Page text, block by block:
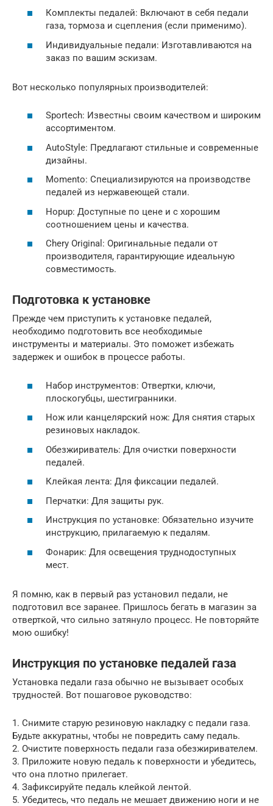
Комплекты педалей: Включают в себя педали
газа, тормоза и сцепления (если применимо).
Индивидуальные педали: Изготавливаются на
заказ по вашим эскизам.
Вот несколько популярных производителей:
Sportech: Известны своим качеством и широким
ассортиментом.
AutoStyle: Предлагают стильные и современные
дизайны.
Momento: Специализируются на производстве
педалей из нержавеющей стали.
Hopup: Доступные по цене и с хорошим
соотношением цены и качества.
Chery Original: Оригинальные педали от
производителя, гарантирующие идеальную
совместимость.
Подготовка к установке
Прежде чем приступить к установке педалей,
необходимо подготовить все необходимые
инструменты и материалы. Это поможет избежать
задержек и ошибок в процессе работы.
Набор инструментов: Отвертки, ключи,
плоскогубцы, шестигранники.
Нож или канцелярский нож: Для снятия старых
резиновых накладок.
Обезжириватель: Для очистки поверхности
педалей.
Клейкая лента: Для фиксации педалей.
Перчатки: Для защиты рук.
Инструкция по установке: Обязательно изучите
инструкцию, прилагаемую к педалям.
Фонарик: Для освещения труднодоступных
мест.
Я помню, как в первый раз установил педали, не
подготовил все заранее. Пришлось бегать в магазин за
отверткой, что сильно затянуло процесс. Не повторяйте
мою ошибку!
Инструкция по установке педалей газа
Установка педали газа обычно не вызывает особых
трудностей. Вот пошаговое руководство:
1. Снимите старую резиновую накладку с педали газа.
Будьте аккуратны, чтобы не повредить саму педаль.
2. Очистите поверхность педали газа обезжиривателем.
3. Приложите новую педаль к поверхности и убедитесь,
что она плотно прилегает.
4. Зафиксируйте педаль клейкой лентой.
5. Убедитесь, что педаль не мешает движению ноги и не